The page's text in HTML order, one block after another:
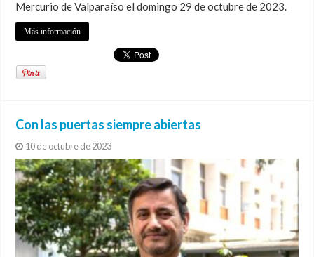
Mercurio de Valparaíso el domingo 29 de octubre de 2023.
Más información
Con las puertas siempre abiertas
10 de octubre de 2023